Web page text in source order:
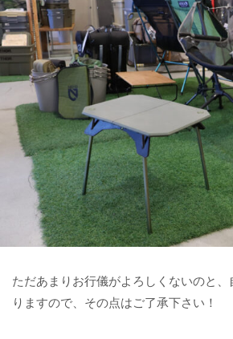
ただあまりお行儀がよろしくないのと
りますので、その点はご了承下さい！